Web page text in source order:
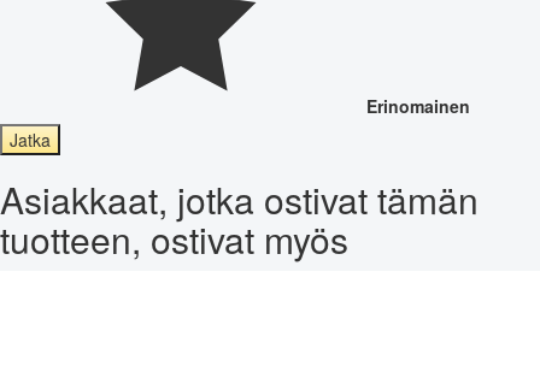
Erinomainen
Jatka
Asiakkaat, jotka ostivat tämän
tuotteen, ostivat myös